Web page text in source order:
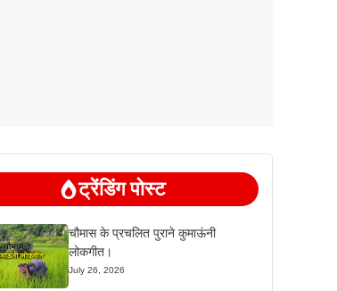
ट्रेंडिंग पोस्ट
चौमास के प्रचलित पुराने कुमाऊंनी
लोकगीत।
July 26, 2026